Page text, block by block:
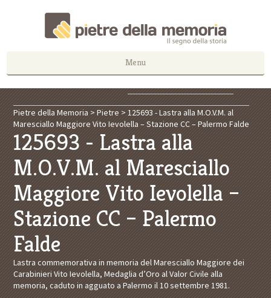
Menu
Pietre della Memoria >Pietre >125693 - Lastra alla M.O.V.M. al
Maresciallo Maggiore Vito Ievolella – Stazione CC – Palermo Falde
125693 - Lastra alla
M.O.V.M. al Maresciallo
Maggiore Vito Ievolella –
Stazione CC – Palermo
Falde
Lastra commemorativa in memoria del Maresciallo Maggiore dei
Carabinieri Vito Ievolella, Medaglia d’Oro al Valor Civile alla
memoria, caduto in agguato a Palermo il 10 settembre 1981.